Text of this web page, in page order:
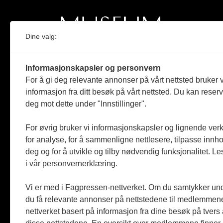
Medlem i Norsk tidsskriftforening og
Fagpressen
Støttet av Kulturrådet og Norges
Følger Redaktørplakaten og Vær Varsom-
plakaten
Dine valg:
Informasjonskapsler og personvern
For å gi deg relevante annonser på vårt nettsted bruker
informasjon fra ditt besøk på vårt nettsted. Du kan
deg mot dette under "Innstillinger".
For øvrig bruker vi informasjonskapsler og lignende
for analyse, for å sammenligne nettlesere, tilpasse
deg og for å utvikle og tilby nødvendig funksjonalitet.
i vår personvernerklæring.
Vi er med i Fagpressen-nettverket. Om du samtykker
du få relevante annonser på nettstedene til
nettverket basert på informasjon fra dine besøk på tvers